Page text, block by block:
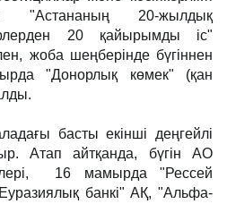
"Астананың 20-жылдық
20 қайырымды іс"
жоба шеңберінде бүгіннен
"Донорлық көмек" (қан
басты екінші деңгейлі
Атап айтқанда, бүгін АО
16 мамырда "Рессей
банкі" АҚ, "Альфа-